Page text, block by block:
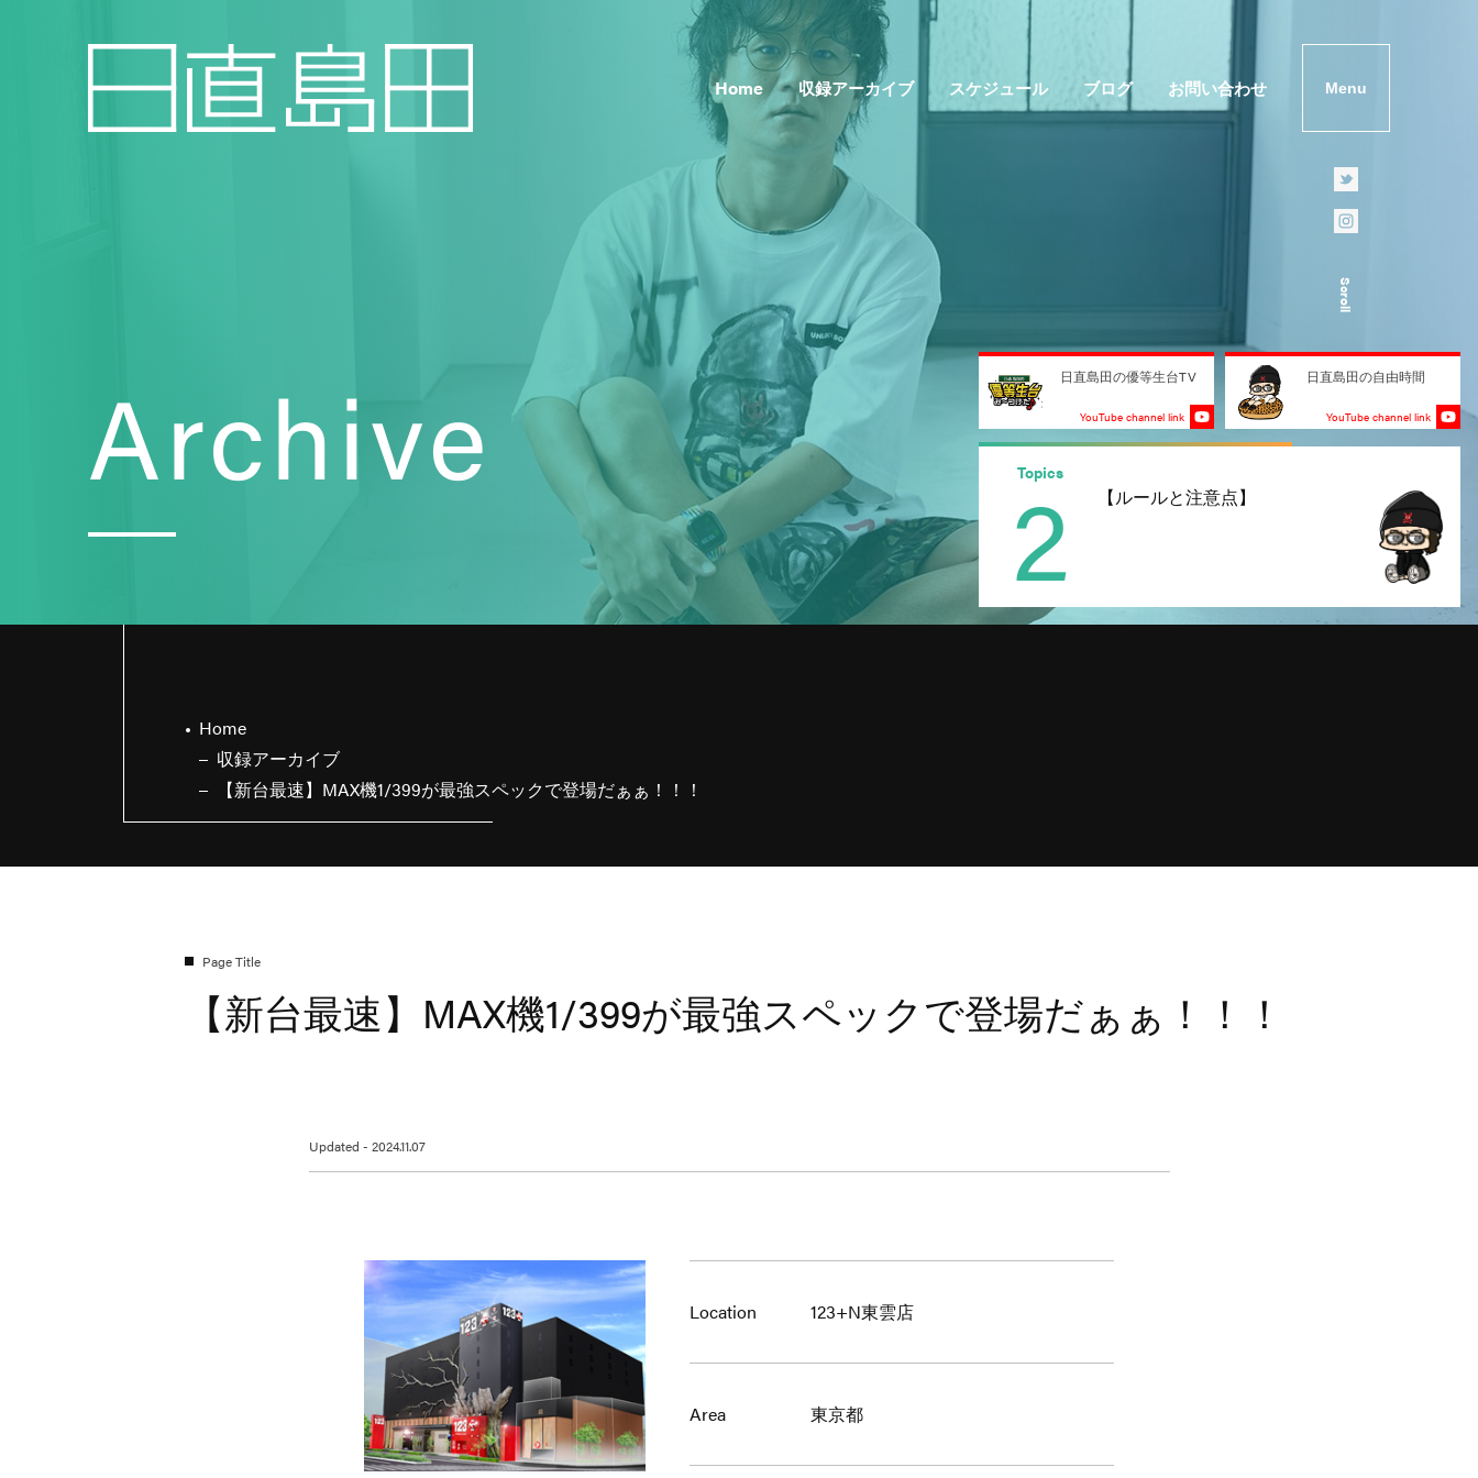
Home 収録アーカイブ スケジュール ブログ お問い合わせ Menu
Scroll
Archive 日直島田の優等生台TV
YouTube channel link
日直島田の自由時間
YouTube channel link
Topics3
収録の依頼・番組出演・取材や
YouTubeについて・その他お問い合
わせなどお気軽ご連絡くだ
1 【ルールと注意点】
Topics
2
Home
収録アーカイブ
【新台最速】MAX機1/399が最強スペックで登場だぁぁ！！！
【新台最速】MAX機1/399が最強スペックで登場だぁぁ！！！
Updated - 2024.11.07
Location 123+N東雲店
Area 東京都